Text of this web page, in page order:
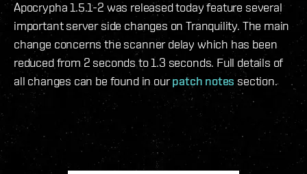
Apocrypha 1.5.1-2 was released today feature several
important server side changes on Tranquility. The main
change concerns the scanner delay which has been
reduced from 2 seconds to 1.3 seconds. Full details of
all changes can be found in ourpatch notes section.